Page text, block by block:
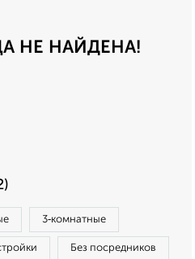
НЕ НАЙДЕНА!
3‑комнатные
Без посредников